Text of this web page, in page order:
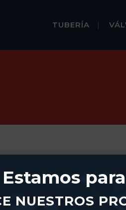
TUBERÍA
Estamos
NUESTROS